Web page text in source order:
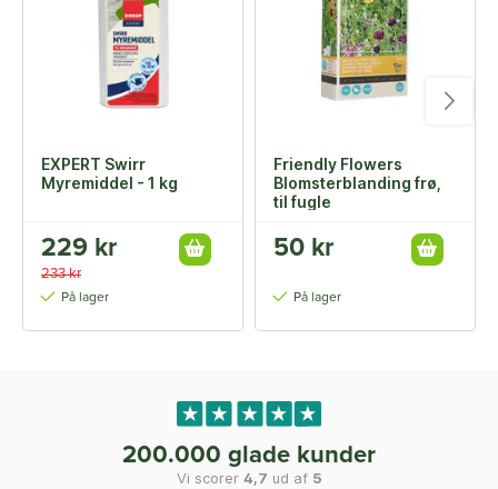
EXPERT Swirr
Myremiddel - 1 kg
229 kr
233 kr
På lager
Friendly Flowers
Blomsterblanding frø,
til fugle
50 kr
På lager
200.000 glade kunder
Vi scorer 4,7 ud af 5